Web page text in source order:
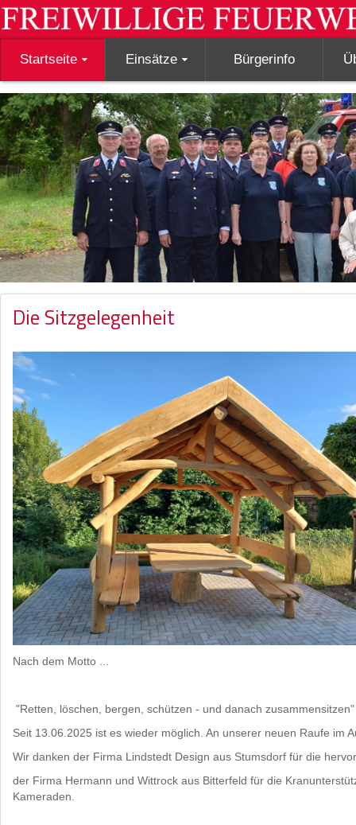
Startseite Einsätze Bürgerinfo
Die Sitzgelegenheit
Nach dem Motto ...
"Retten, löschen, bergen, schützen - und danach zusammensitzen"
Seit 13.06.2025 ist es wieder möglich. An unserer neuen Raufe im
Wir danken der Firma Lindstedt Design aus Stumsdorf für die
der Firma Hermann und Wittrock aus Bitterfeld für die
Kameraden.